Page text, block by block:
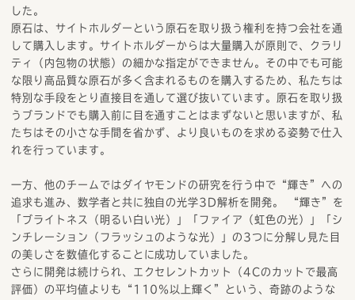
した。
原石は、サイトホルダーという原石を取り扱う権利を持つ会社を通
して購入します。サイトホルダーからは大量購入が原則で、クラリ
ティ（内包物の状態）の細かな指定ができません。その中でも可能
な限り高品質な原石が多く含まれるものを購入するため、私たちは
特別な手段をとり直接目を通して選び抜いています。原石を取り扱
うブランドでも購入前に目を通すことはまずないと思いますが、私
たちはその小さな手間を省かず、より良いものを求める姿勢で仕入
れを行っています。
一方、他のチームではダイヤモンドの研究を行う中で“輝き”への
追求も進み、数学者と共に独自の光学3D解析を開発。 “輝き”を
「ブライトネス（明るい白い光）」「ファイア（虹色の光）」「シ
ンチレーション（フラッシュのような光）」の3つに分解し見た目
の美しさを数値化することに成功していました。
さらに開発は続けられ、エクセレントカット（4Cのカットで最高
評価）の平均値よりも“110％以上輝く”という、奇跡のような